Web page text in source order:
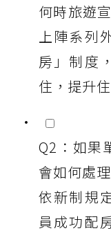
何時旅遊
上陣系列
房」制度
住，提升
Q2：如果
會如何處
依新制規
員成功配